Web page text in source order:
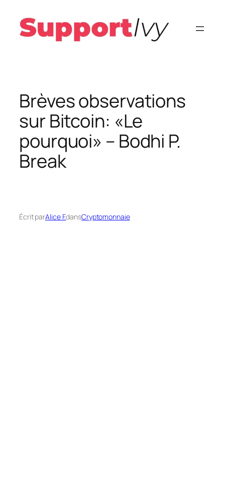
contenu
Brèves observations
sur Bitcoin: «Le
pourquoi» – Bodhi P.
Break
Écrit parAlice F.dansCryptomonnaie